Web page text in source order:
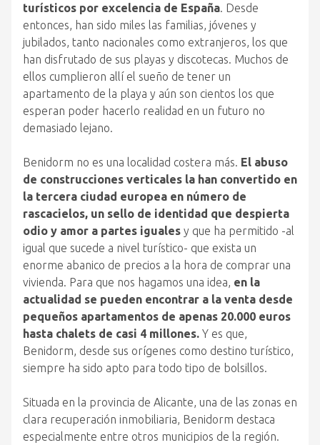
turísticos por excelencia de España. Desde
entonces, han sido miles las familias, jóvenes y
jubilados, tanto nacionales como extranjeros, los que
han disfrutado de sus playas y discotecas. Muchos de
ellos cumplieron allí el sueño de tener un
apartamento de la playa y aún son cientos los que
esperan poder hacerlo realidad en un futuro no
demasiado lejano.
Benidorm no es una localidad costera más. El abuso
de construcciones verticales la han convertido en
la tercera ciudad europea en número de
rascacielos, un sello de identidad que despierta
odio y amor a partes iguales y que ha permitido -al
igual que sucede a nivel turístico- que exista un
enorme abanico de precios a la hora de comprar una
vivienda. Para que nos hagamos una idea, en la
actualidad se pueden encontrar a la venta desde
pequeños apartamentos de apenas 20.000 euros
hasta chalets de casi 4 millones. Y es que,
Benidorm, desde sus orígenes como destino turístico,
siempre ha sido apto para todo tipo de bolsillos.
Situada en la provincia de Alicante, una de las zonas en
clara recuperación inmobiliaria, Benidorm destaca
especialmente entre otros municipios de la región.